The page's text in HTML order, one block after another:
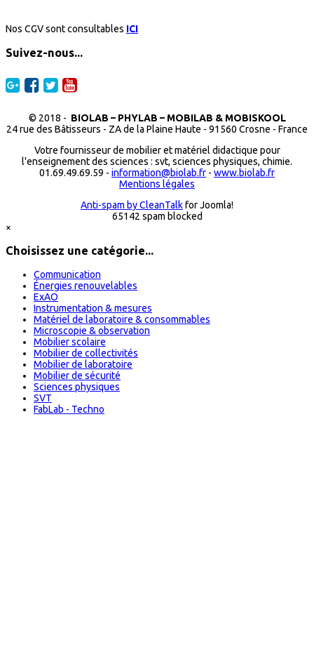
Nos CGV sont consultables ICI
Suivez-nous...
© 2018 - BIOLAB – PHYLAB – MOBILAB & MOBISKOOL
24 rue des Bâtisseurs - ZA de la Plaine Haute - 91560 Crosne - France
Votre fournisseur de mobilier et matériel didactique pour
l'enseignement des sciences : svt, sciences physiques, chimie.
01.69.49.69.59 - information@biolab.fr - www.biolab.fr
Mentions légales
Anti-spam by CleanTalkfor Joomla!
65142 spam blocked
×
Choisissez une catégorie...
Communication
Énergies renouvelables
ExAO
Instrumentation & mesures
Matériel de laboratoire & consommables
Microscopie & observation
Mobilier scolaire
Mobilier de collectivités
Mobilier de laboratoire
Mobilier de sécurité
Sciences physiques
SVT
FabLab - Techno